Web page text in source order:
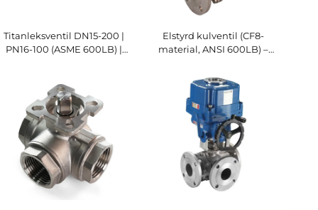
Titanleksventil DN15-200 |
PN16-100 (ASME 600LB) |
Elstyrd kulventil (CF8-
material, ANSI 600LB) –
lösning för flödesreglering